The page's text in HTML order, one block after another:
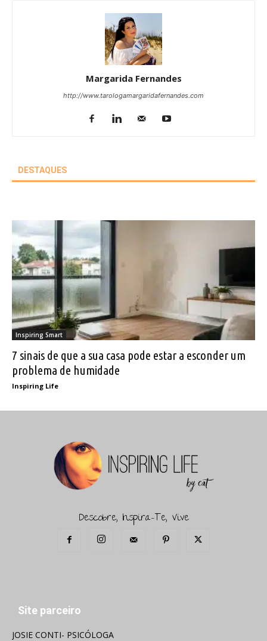
Margarida Fernandes
http://www.tarologamargaridafernandes.com
DESTAQUES
Inspiring Smart
7 sinais de que a sua casa pode estar a esconder um
problema de humidade
Inspiring Life
Descobre, Inspira-Te, Vive
Site parceiro
JOSIE CONTI- PSICÓLOGA